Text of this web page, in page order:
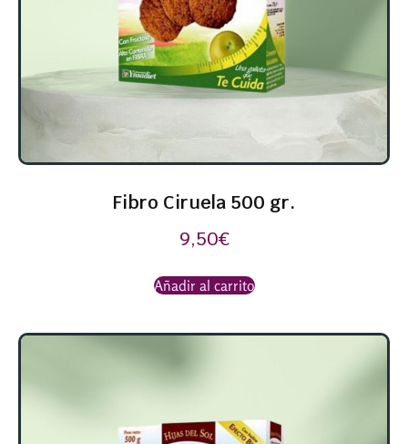
Fibro Ciruela 500 gr.
9,50€
Añadir al carrito